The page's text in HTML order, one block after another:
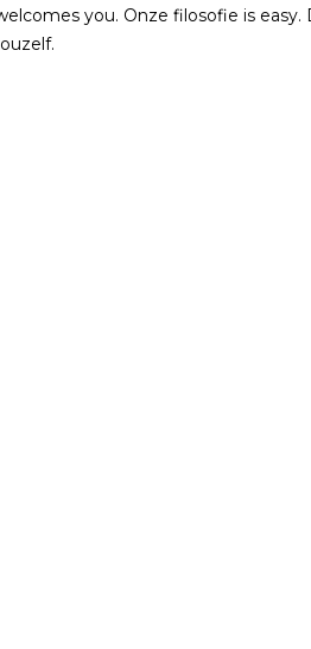
you. Onze filosofie is easy.